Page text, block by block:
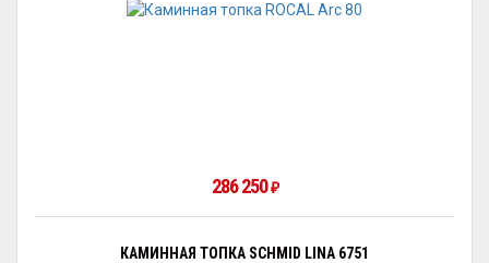
286 250 ₽
КАМИННАЯ ТОПКА SCHMID LINA 6751